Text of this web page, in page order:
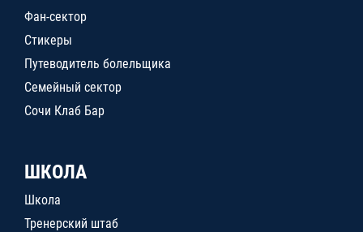
Фан-сектор
Стикеры
Путеводитель болельщика
Семейный сектор
Сочи Клаб Бар
ШКОЛА
Школа
Тренерский штаб